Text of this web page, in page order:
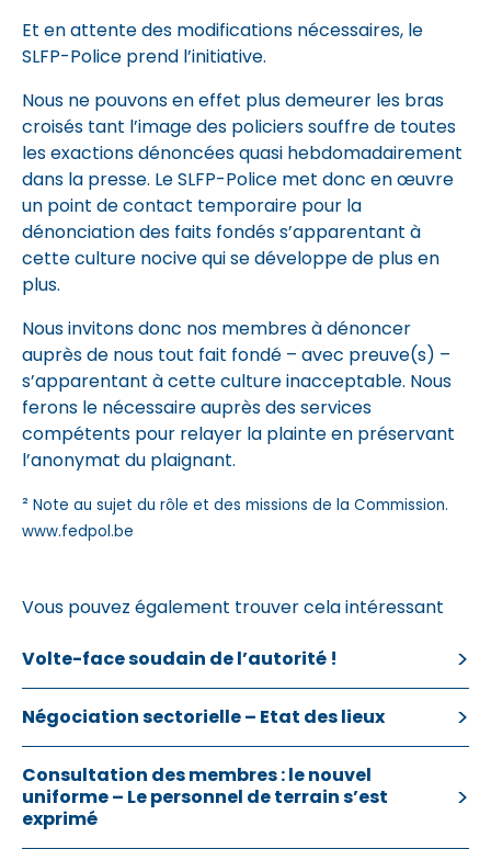
Et en attente des modifications nécessaires, le
SLFP-Police prend l’initiative.
Nous ne pouvons en effet plus demeurer les bras
croisés tant l’image des policiers souffre de toutes
les exactions dénoncées quasi hebdomadairement
dans la presse. Le SLFP-Police met donc en œuvre
un point de contact temporaire pour la
dénonciation des faits fondés s’apparentant à
cette culture nocive qui se développe de plus en
plus.
Nous invitons donc nos membres à dénoncer
auprès de nous tout fait fondé – avec preuve(s) –
s’apparentant à cette culture inacceptable. Nous
ferons le nécessaire auprès des services
compétents pour relayer la plainte en préservant
l’anonymat du plaignant.
² Note au sujet du rôle et des missions de la Commission.
www.fedpol.be
Vous pouvez également trouver cela intéressant
Volte-face soudain de l’autorité !
Négociation sectorielle – Etat des lieux
Consultation des membres : le nouvel
uniforme – Le personnel de terrain s’est
exprimé